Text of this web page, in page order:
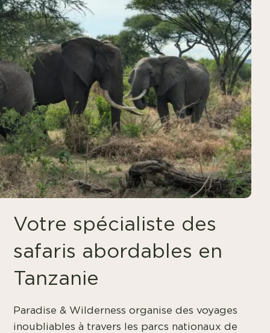
Votre spécialiste des
safaris abordables en
Tanzanie
Paradise & Wilderness organise des voyages
inoubliables à travers les parcs nationaux de